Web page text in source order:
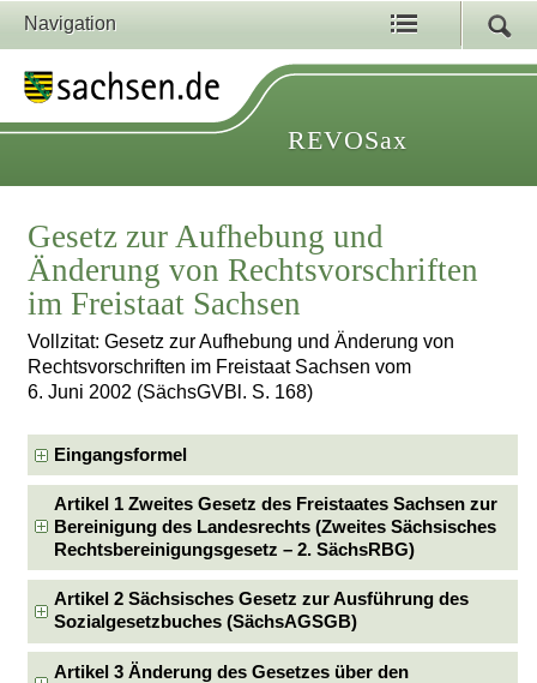
Navigation
REVOSax
Gesetz zur Aufhebung und
Änderung von Rechtsvorschriften
im Freistaat Sachsen
Vollzitat: Gesetz zur Aufhebung und Änderung von
Rechtsvorschriften im Freistaat Sachsen vom
6. Juni 2002 (SächsGVBl. S. 168)
Eingangsformel
Artikel 1 Zweites Gesetz des Freistaates Sachsen zur
Bereinigung des Landesrechts (Zweites Sächsisches
Rechtsbereinigungsgesetz – 2. SächsRBG)
Artikel 2 Sächsisches Gesetz zur Ausführung des
Sozialgesetzbuches (SächsAGSGB)
Artikel 3 Änderung des Gesetzes über den